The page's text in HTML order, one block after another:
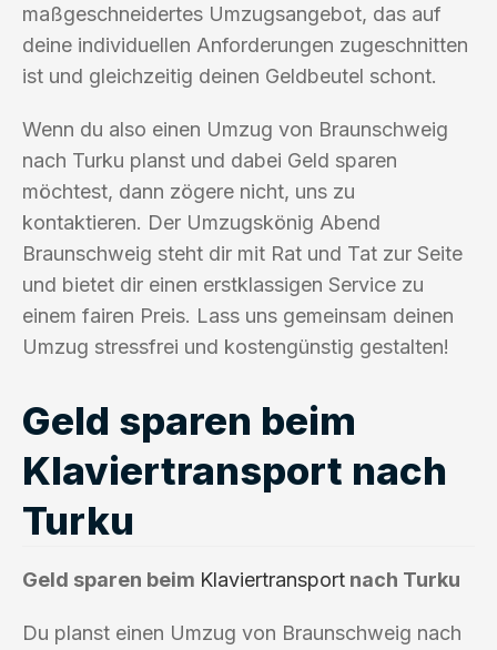
maßgeschneidertes Umzugsangebot, das auf
deine individuellen Anforderungen zugeschnitten
ist und gleichzeitig deinen Geldbeutel schont.
Wenn du also einen Umzug von Braunschweig
nach Turku planst und dabei Geld sparen
möchtest, dann zögere nicht, uns zu
kontaktieren. Der Umzugskönig Abend
Braunschweig steht dir mit Rat und Tat zur Seite
und bietet dir einen erstklassigen Service zu
einem fairen Preis. Lass uns gemeinsam deinen
Umzug stressfrei und kostengünstig gestalten!
Geld sparen beim
Klaviertransport nach
Turku
Geld sparen beim Klaviertransport nach Turku
Du planst einen Umzug von Braunschweig nach